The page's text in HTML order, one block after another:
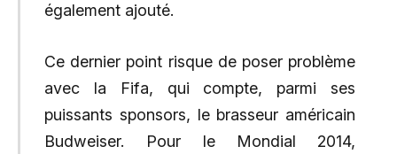
également ajouté.
Ce dernier point risque de poser problème
avec la Fifa, qui compte, parmi ses
puissants sponsors, le brasseur américain
Budweiser. Pour le Mondial 2014,